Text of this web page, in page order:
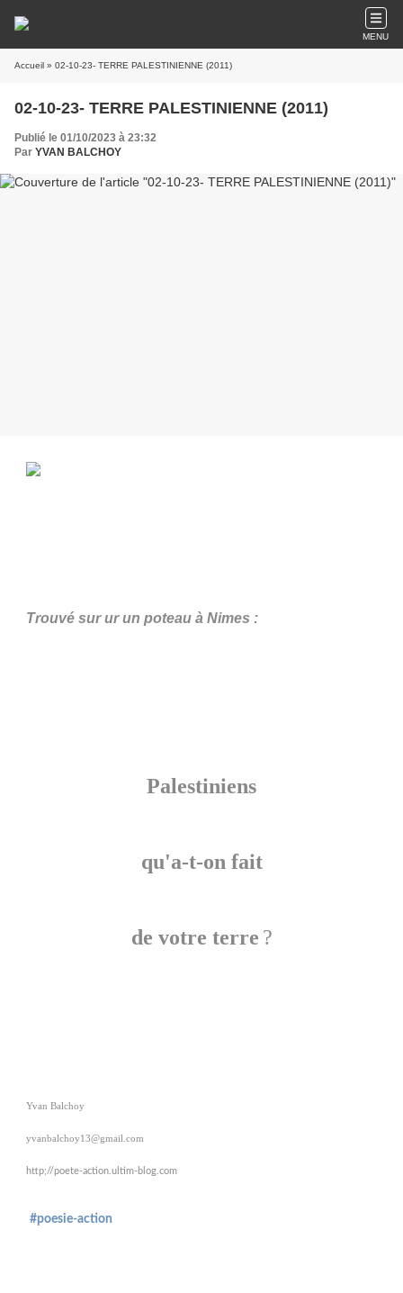
MENU
Accueil » 02-10-23- TERRE PALESTINIENNE (2011)
02-10-23- TERRE PALESTINIENNE (2011)
Publié le 01/10/2023 à 23:32
Par YVAN BALCHOY
Trouvé sur ur un poteau à Nimes :
Palestiniens
qu'a-t-on fait
de votre terre ?
Yvan Balchoy
yvanbalchoy13@gmail.com
http;//poete-action.ultim-blog.com
#poesie-action